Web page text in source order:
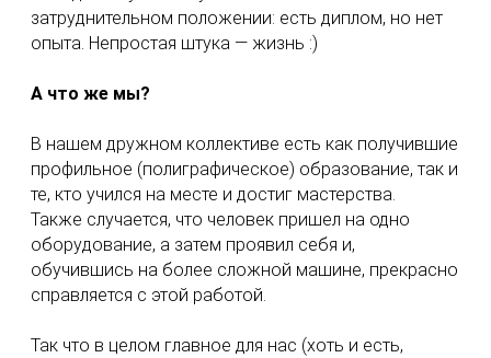
затруднительном положении: есть диплом, но нет
опыта. Непростая штука — жизнь :)
А что же мы?
В нашем дружном коллективе есть как получившие
профильное (полиграфическое) образование, так и
те, кто учился на месте и достиг мастерства.
Также случается, что человек пришел на одно
оборудование, а затем проявил себя и,
обучившись на более сложной машине, прекрасно
справляется с этой работой.
Так что в целом главное для нас (хоть и есть,